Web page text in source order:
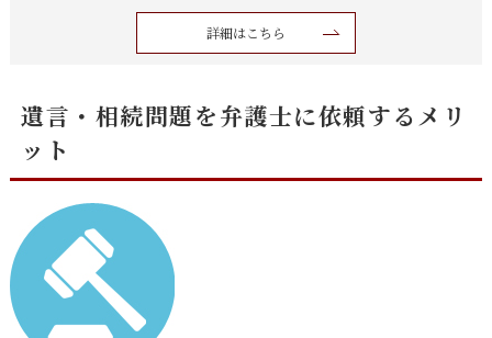
詳細はこちら
遺言・相続問題を弁護士に依頼するメリ
ット